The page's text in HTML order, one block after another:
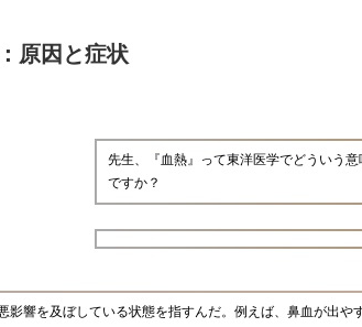
原因と症状
先生、『血熱』って東洋医学でどういう意
ですか？
響を及ぼしている状態を指すんだ。例えば、鼻血が出や